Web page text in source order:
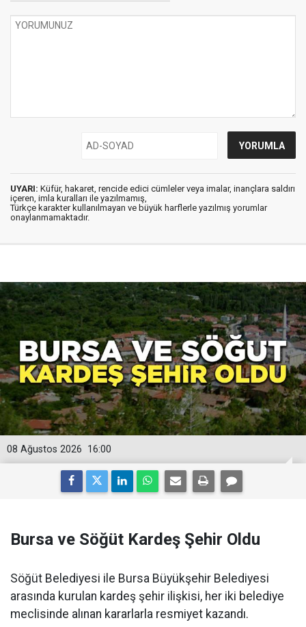
UYARI: Küfür, hakaret, rencide edici cümleler veya imalar, inançlara saldırı
içeren, imla kuralları ile yazılmamış,
Türkçe karakter kullanılmayan ve büyük harflerle yazılmış yorumlar
onaylanmamaktadır.
16:00
08 Ağustos 2026
Bursa ve Söğüt Kardeş Şehir Oldu
Söğüt Belediyesi ile Bursa Büyükşehir Belediyesi
arasında kurulan kardeş şehir ilişkisi, her iki belediye
meclisinde alınan kararlarla resmiyet kazandı.